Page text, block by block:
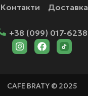
Контакти Доставка
+38 (099) 017-6238
CAFE BRATY © 2025